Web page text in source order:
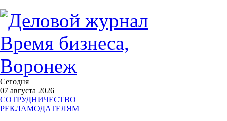
Сегодня
07 августа 2026
СОТРУДНИЧЕСТВО
РЕКЛАМОДАТЕЛЯМ